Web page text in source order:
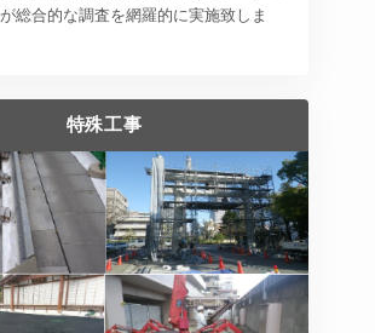
総合的な調査を網羅的に実施致しま
特殊工事